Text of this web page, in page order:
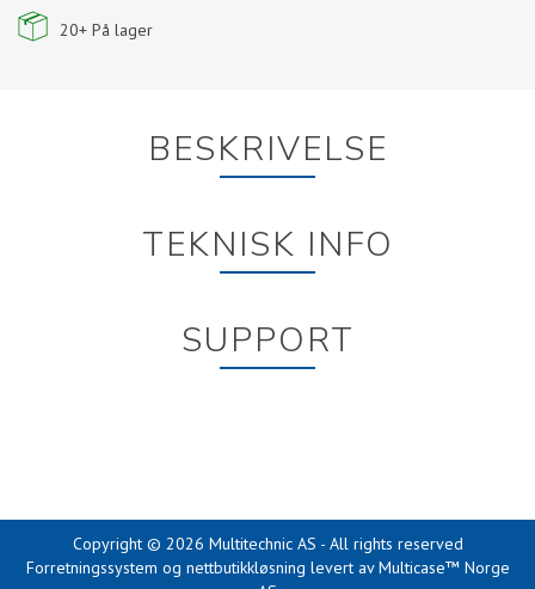
20+ På lager
BESKRIVELSE
TEKNISK INFO
SUPPORT
Copyright © 2026 Multitechnic AS - All rights reserved
Forretningssystem og nettbutikkløsning levert avMulticase™ Norge